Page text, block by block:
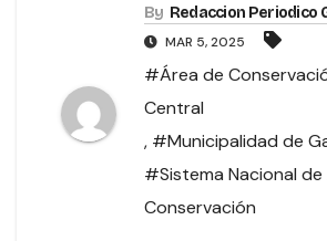
By Redaccion Periodico
MAR 5, 2025
#Área de
Central
, #Municipalidad de
#Sistema Nacional de
Conservación